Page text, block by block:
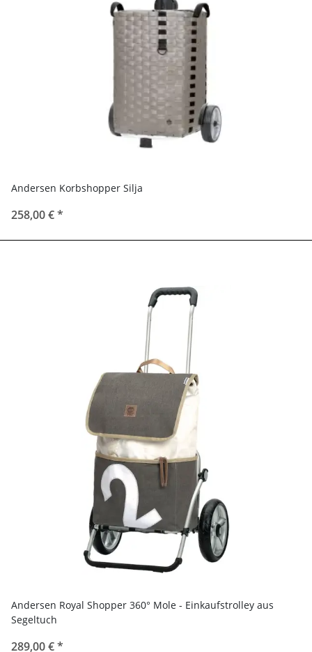
Andersen Korbshopper Silja
258,00 €*
Andersen Royal Shopper 360° Mole - Einkaufstrolley aus
Segeltuch
289,00 €*